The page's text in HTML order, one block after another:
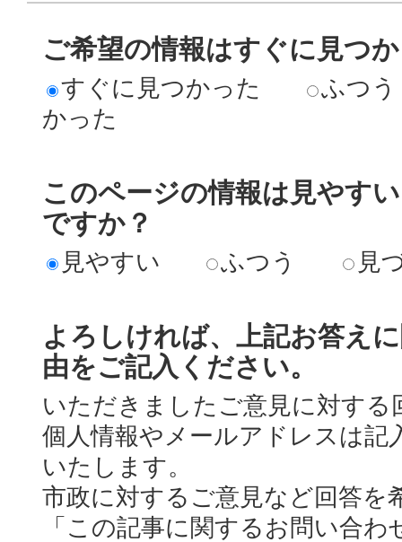
ご希望の情報はすぐに見つ
すぐに見つかった
ふつう
かった
このページの情報は見やす
ですか？
見やすい ふつう 見
よろしければ、上記お答え
由をご記入ください。
いただきましたご意見に対する
個人情報やメールアドレスは記
いたします。
市政に対するご意見など回答を
「この記事に関するお問い合